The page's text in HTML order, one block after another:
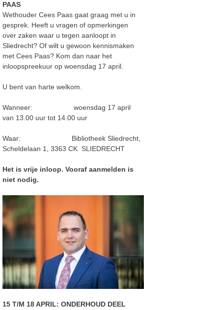
PAAS
Wethouder Cees Paas gaat graag met u in
gesprek. Heeft u vragen of opmerkingen
over zaken waar u tegen aanloopt in
Sliedrecht? Of wilt u gewoon kennismaken
met Cees Paas? Kom dan naar het
inloopspreekuur op woensdag 17 april.
U bent van harte welkom.
Wanneer: woensdag 17 april
van 13.00 uur tot 14.00 uur
Waar: Bibliotheek Sliedrecht,
Scheldelaan 1, 3363 CK SLIEDRECHT
Het is vrije inloop. Vooraf aanmelden is
niet nodig.
15 T/M 18 APRIL: ONDERHOUD DEEL